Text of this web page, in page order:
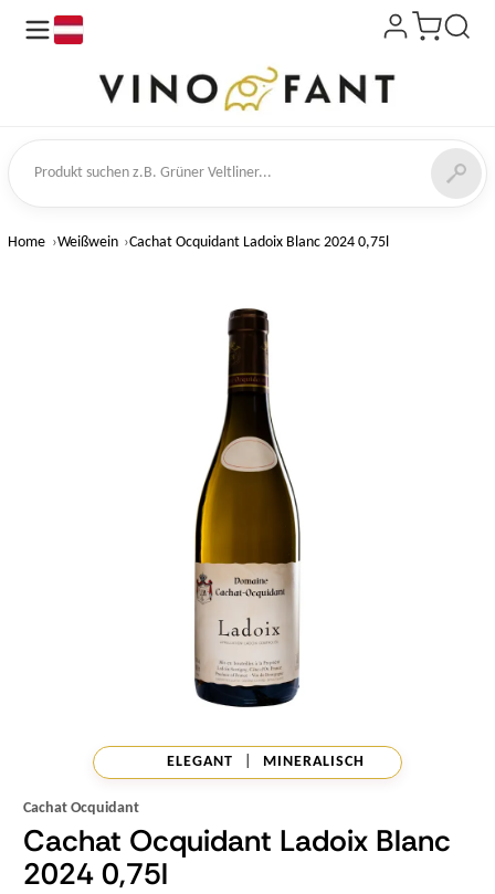
suchen
Home Weißwein Cachat Ocquidant Ladoix Blanc 2024 0,75l
ELEGANT MINERALISCH
Cachat Ocquidant
Cachat Ocquidant Ladoix Blanc
2024 0,75l